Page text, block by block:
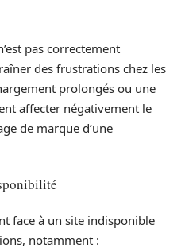
pas correctement
des frustrations chez les
prolongés ou une
affecter négativement le
de marque d’une
face à un site indisponible
notamment :